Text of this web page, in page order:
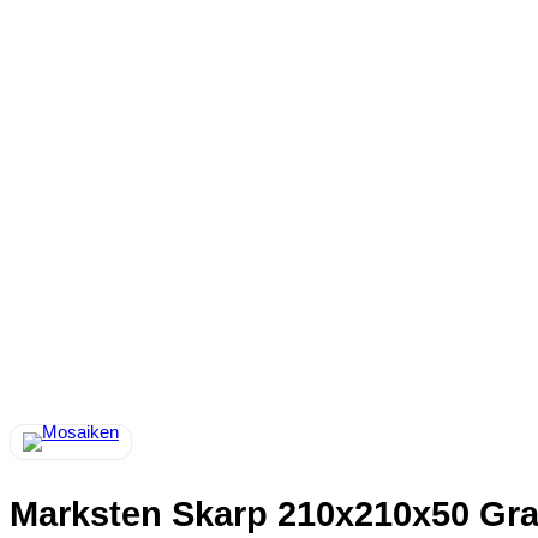
Marksten Skarp 210x210x50